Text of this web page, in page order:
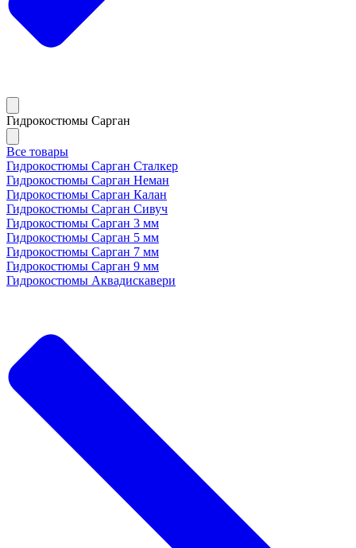
Гидрокостюмы Сарган
Все товары
Гидрокостюмы Сарган Сталкер
Гидрокостюмы Сарган Неман
Гидрокостюмы Сарган Калан
Гидрокостюмы Сарган Сивуч
Гидрокостюмы Сарган 3 мм
Гидрокостюмы Сарган 5 мм
Гидрокостюмы Сарган 7 мм
Гидрокостюмы Сарган 9 мм
Гидрокостюмы Аквадискавери